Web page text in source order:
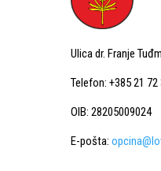
Ulica dr. Franje
Telefon: +385 21 72
OIB: 28205009024
E-pošta: